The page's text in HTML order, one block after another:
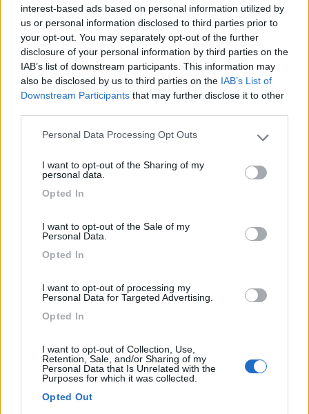
interest-based ads based on personal information utilized by
us or personal information disclosed to third parties prior to
your opt-out. You may separately opt-out of the further
disclosure of your personal information by third parties on the
IAB’s list of downstream participants. This information may
also be disclosed by us to third parties on the IAB’s List of
Downstream Participants that may further disclose it to other
Please note that this website/app uses one or more Google
not limited to your visit or usage behaviour. You may click to
grant or deny consent to Google and its third-party tags to
use your data for below specified purposes in below Google
Personal Data Processing Opt Outs
I want to opt-out of the Sharing of my
personal data.
Opted In
I want to opt-out of the Sale of my
Personal Data.
Opted In
I want to opt-out of processing my
Personal Data for Targeted Advertising.
Opted In
I want to opt-out of Collection, Use,
Retention, Sale, and/or Sharing of my
Personal Data that Is Unrelated with the
Purposes for which it was collected.
Opted Out
Agriturismo La Famille
7 1
Servizi / Posizione
Azienda prevalentemente zootecnica dove vengono
allevati ...
Frazione Chez-Les-Volget 4
Area di sosta (PS)
Agriturismo Lo Couis